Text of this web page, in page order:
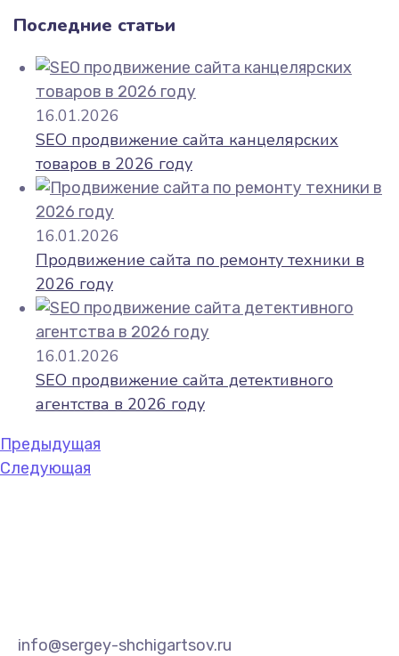
Последние статьи
16.01.2026
SEO продвижение сайта канцелярских
товаров в 2026 году
16.01.2026
Продвижение сайта по ремонту техники в
2026 году
16.01.2026
SEO продвижение сайта детективного
агентства в 2026 году
Предыдущая
Следующая
info@sergey-shchigartsov.ru